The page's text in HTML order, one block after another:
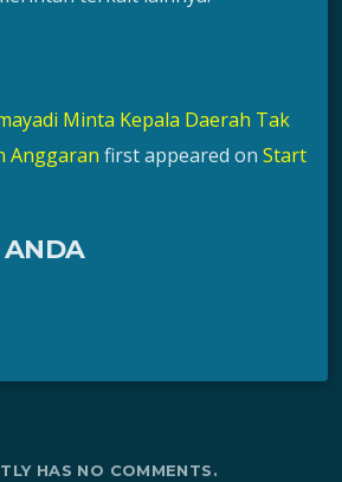
Minta Kepala Daerah Tak
Anggaran first appeared on Start
ANDA
HAS NO COMMENTS.